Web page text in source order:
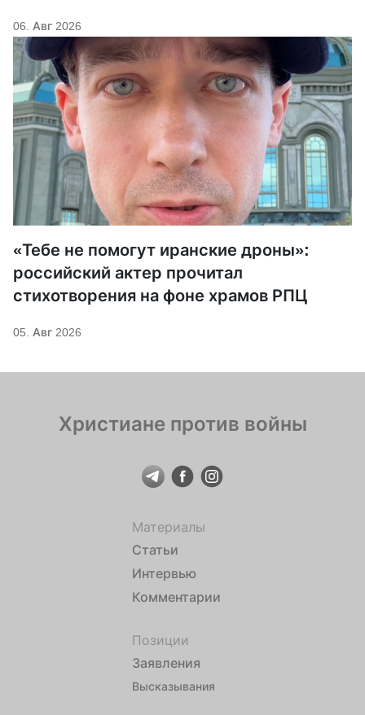
06. Авг 2026
«Тебе не помогут иранские дроны»:
российский актер прочитал
стихотворения на фоне храмов РПЦ
05. Авг 2026
Христиане против войны
Материалы
Статьи
Интервью
Комментарии
Позиции
Заявления
Высказывания